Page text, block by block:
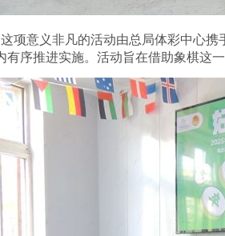
项意义非凡的活动由总局体彩中心
有序推进实施。活动旨在借助象棋这